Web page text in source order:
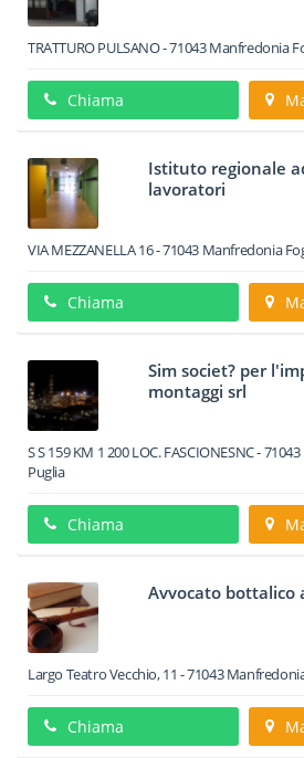
TRATTURO PULSANO-71043Manfredonia
Chiama
Istituto regionale
lavoratori
VIA MEZZANELLA 16-71043 Manfredonia
Chiama
Sim societ? per
montaggi srl
S S 159 KM 1 200 LOC. FASCIONESNC-71043
Puglia
Chiama
Avvocato bottalico
Largo Teatro Vecchio, 11 -71043
Chiama